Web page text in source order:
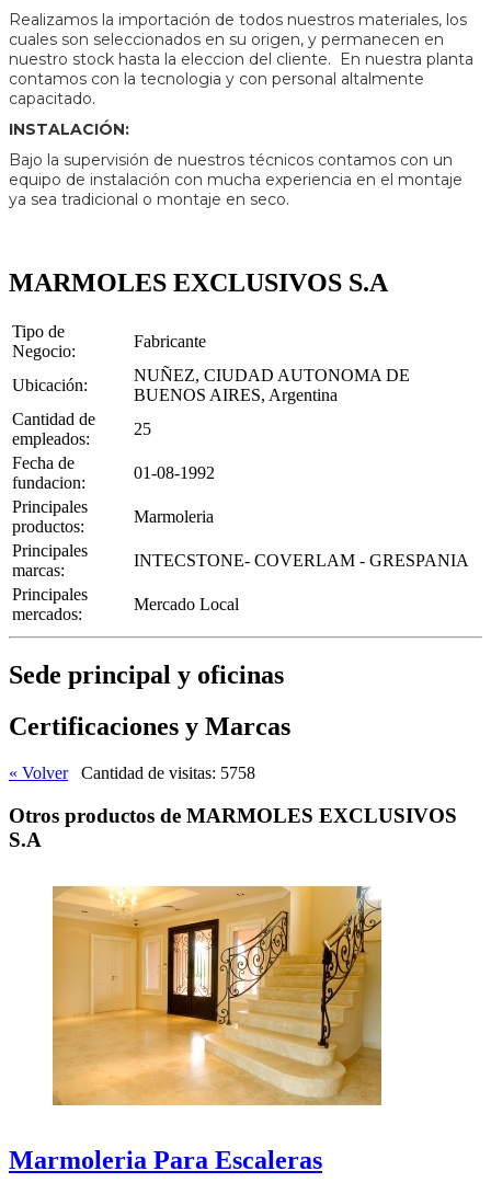
Realizamos la importación de todos nuestros materiales, los
cuales son seleccionados en su origen, y permanecen en
nuestro stock hasta la eleccion del cliente. En nuestra planta
contamos con la tecnologia y con personal altalmente
capacitado.
INSTALACIÓN:
Bajo la supervisión de nuestros técnicos contamos con un
equipo de instalación con mucha experiencia en el montaje
ya sea tradicional o montaje en seco.
MARMOLES EXCLUSIVOS S.A
Tipo de
Negocio:
Fabricante
Ubicación:
NUÑEZ, CIUDAD AUTONOMA DE
BUENOS AIRES, Argentina
Cantidad de
empleados:
25
Fecha de
fundacion:
01-08-1992
Principales
productos:
Marmoleria
Principales
marcas:
INTECSTONE- COVERLAM - GRESPANIA
Principales
mercados:
Mercado Local
Sede principal y oficinas
Certificaciones y Marcas
« VolverCantidad de visitas: 5758
Otros productos de MARMOLES EXCLUSIVOS
S.A
Marmoleria Para Escaleras